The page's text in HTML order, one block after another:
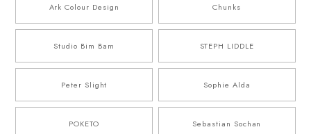
Ark Colour Design Chunks
Studio Bim Bam STEPH LIDDLE
Peter Slight Sophie Alda
POKETO Sebastian Sochan